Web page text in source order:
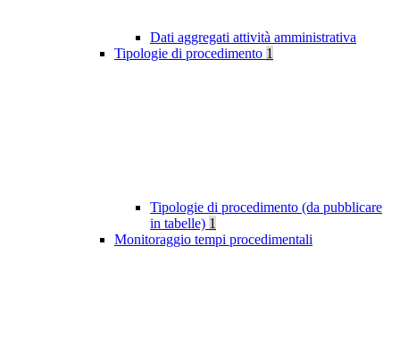
Dati aggregati attività amministrativa
Tipologie di procedimento 1
Tipologie di procedimento (da pubblicare
in tabelle) 1
Monitoraggio tempi procedimentali